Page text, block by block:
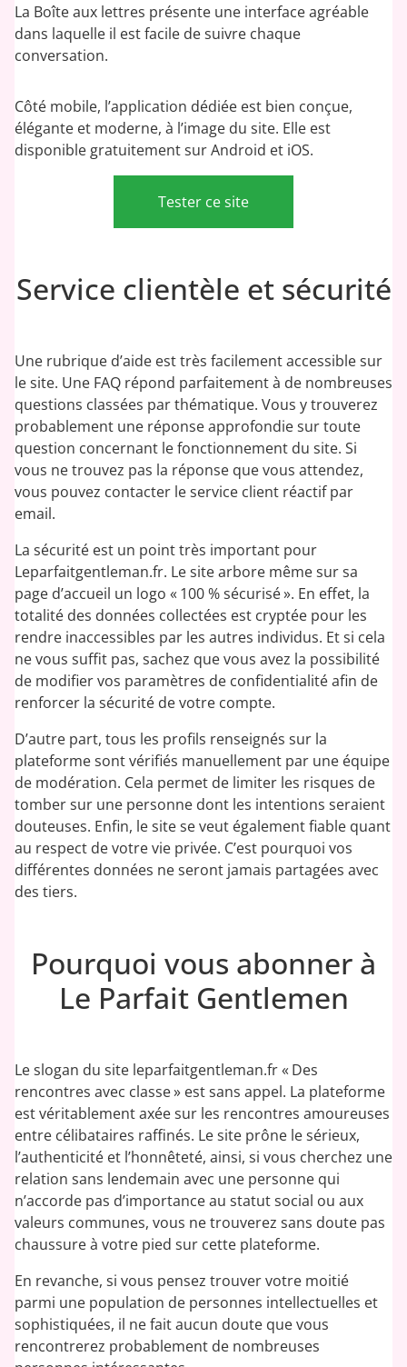
La Boîte aux lettres présente une interface agréable
dans laquelle il est facile de suivre chaque
conversation.
Côté mobile, l’application dédiée est bien conçue,
élégante et moderne, à l’image du site. Elle est
disponible gratuitement sur Android et iOS.
Tester ce site
Service clientèle et sécurité
Une rubrique d’aide est très facilement accessible sur
le site. Une FAQ répond parfaitement à de nombreuses
questions classées par thématique. Vous y trouverez
probablement une réponse approfondie sur toute
question concernant le fonctionnement du site. Si
vous ne trouvez pas la réponse que vous attendez,
vous pouvez contacter le service client réactif par
email.
La sécurité est un point très important pour
Leparfaitgentleman.fr. Le site arbore même sur sa
page d’accueil un logo « 100 % sécurisé ». En effet, la
totalité des données collectées est cryptée pour les
rendre inaccessibles par les autres individus. Et si cela
ne vous suffit pas, sachez que vous avez la possibilité
de modifier vos paramètres de confidentialité afin de
renforcer la sécurité de votre compte.
D’autre part, tous les profils renseignés sur la
plateforme sont vérifiés manuellement par une équipe
de modération. Cela permet de limiter les risques de
tomber sur une personne dont les intentions seraient
douteuses. Enfin, le site se veut également fiable quant
au respect de votre vie privée. C’est pourquoi vos
différentes données ne seront jamais partagées avec
des tiers.
Pourquoi vous abonner à
Le Parfait Gentlemen
Le slogan du site leparfaitgentleman.fr « Des
rencontres avec classe » est sans appel. La plateforme
est véritablement axée sur les rencontres amoureuses
entre célibataires raffinés. Le site prône le sérieux,
l’authenticité et l’honnêteté, ainsi, si vous cherchez une
relation sans lendemain avec une personne qui
n’accorde pas d’importance au statut social ou aux
valeurs communes, vous ne trouverez sans doute pas
chaussure à votre pied sur cette plateforme.
En revanche, si vous pensez trouver votre moitié
parmi une population de personnes intellectuelles et
sophistiquées, il ne fait aucun doute que vous
rencontrerez probablement de nombreuses